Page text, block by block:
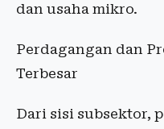
dan usaha mikro.
Perdagangan dan
Terbesar
Dari sisi subsektor,